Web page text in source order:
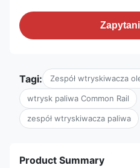
Tagi: Zespół wtryskiwacza
wtrysk paliwa Common Rail
zespół wtryskiwacza paliwa
Product Summary